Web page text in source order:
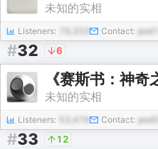
未知的实相
Listeners: Contact:
#32 6
《赛斯书：神奇
未知的实相
Listeners: 53,476 Contact:
#33 12